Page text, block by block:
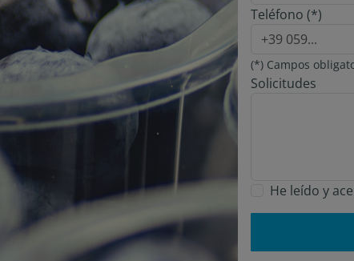
Teléfono (*)
(*) Campos
Solicitudes
He leído y